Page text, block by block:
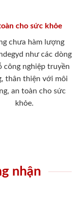
cho sức khỏe
chưa hàm lượng
như các dòng
công nghiệp truyền
thân thiện với môi
an toàn cho sức
khỏe.
nhận